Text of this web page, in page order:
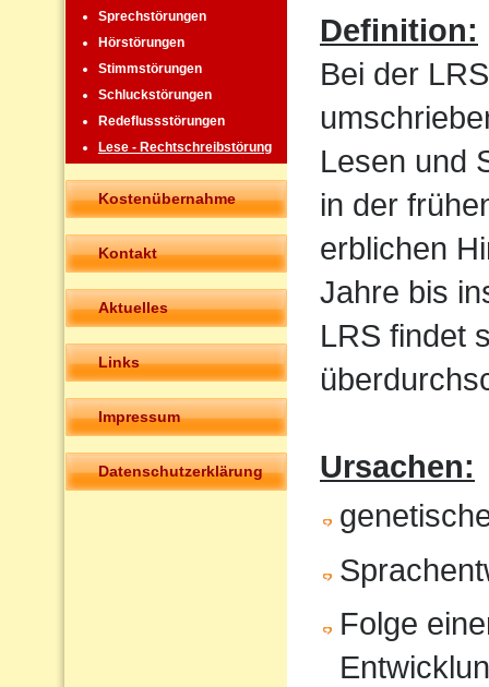
Sprechstörungen
Hörstörungen
Stimmstörungen
Schluckstörungen
Redeflussstörungen
Lese - Rechtschreibstörung
Kostenübernahme
Kontakt
Aktuelles
Links
Impressum
Datenschutzerklärung
Definition:
Bei der
Lesen und
in der
erblichen
Jahre bis
LRS findet
Ursachen:
Folge